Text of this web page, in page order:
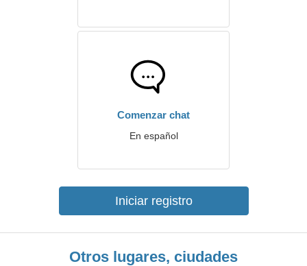
Comenzar chat
En español
Iniciar registro
Otros lugares, ciudades